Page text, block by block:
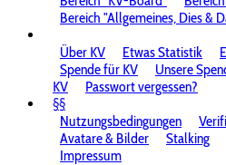
Bereich "Allgemeines, Dies &
Über KV
Etwas Statistik
Spende für KV
Unsere
KV
Passwort vergessen?
§§
Nutzungsbedingungen
Avatare & Bilder
Stalking
Impressum